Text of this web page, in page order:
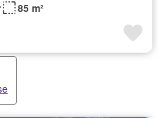
85 m²